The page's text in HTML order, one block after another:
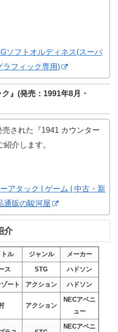
ソフトオルディネス(スーパ
ラフィック専用)
』(発売：1991年8月・
された『1941 カウンター
介します。
アタック | ゲーム | 中古・新
通販の駿河屋
介
ル ジャンル メーカー
ス STG ハドソン
ート アクション ハドソン
アクション
NECアベニ
ュー
NECアベニ